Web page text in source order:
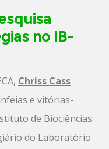
no IB-
Chriss Cass
e vitórias-
de Biociências
do Laboratório